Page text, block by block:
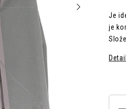
Je
je